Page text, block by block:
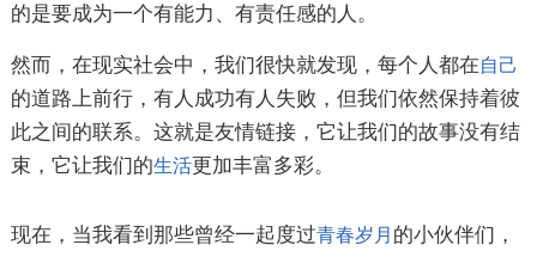
的是要成为一个有能力、有责任感的人。
然而，在现实社会中，我们很快就发现，每个人都在自己
的道路上前行，有人成功有人失败，但我们依然保持着彼
此之间的联系。这就是友情链接，它让我们的故事没有结
束，它让我们的生活更加丰富多彩。
现在，当我看到那些曾经一起度过青春岁月 的小伙伴们，